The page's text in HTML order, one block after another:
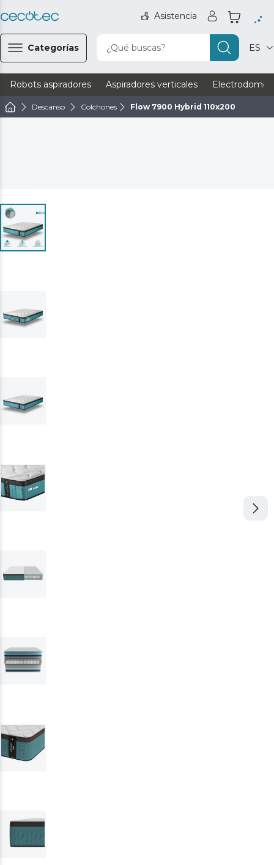
Asistencia
Categorías ¿Qué buscas? ES
Robots aspiradores Aspiradores verticales
Descanso Colchones Flow 7900 Hybrid 110x200